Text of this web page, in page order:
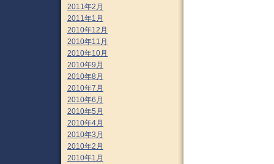
2011年2月
2011年1月
2010年12月
2010年11月
2010年10月
2010年9月
2010年8月
2010年7月
2010年6月
2010年5月
2010年4月
2010年3月
2010年2月
2010年1月